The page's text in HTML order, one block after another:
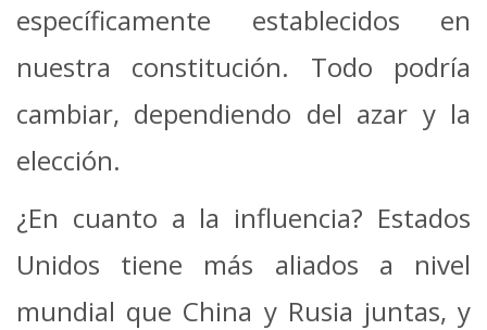
específicamente establecidos en
nuestra constitución. Todo podría
cambiar, dependiendo del azar y la
elección.
¿En cuanto a la influencia? Estados
Unidos tiene más aliados a nivel
mundial que China y Rusia juntas, y